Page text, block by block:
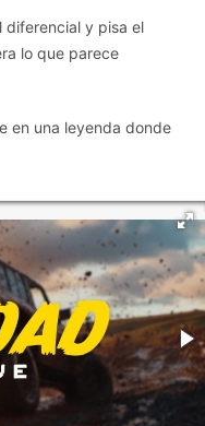
diferencial y pisa el
lo que parece
en una leyenda donde